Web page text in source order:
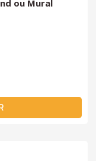
ou Mural